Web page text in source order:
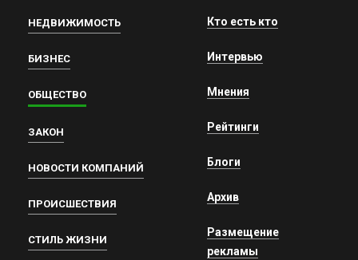
НЕДВИЖИМОСТЬ
БИЗНЕС
ОБЩЕСТВО
ЗАКОН
НОВОСТИ КОМПАНИЙ
ПРОИСШЕСТВИЯ
СТИЛЬ ЖИЗНИ
Кто есть кто
Интервью
Мнения
Рейтинги
Блоги
Архив
Размещение
рекламы